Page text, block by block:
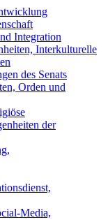
Integration
Interkulturelle
des Senats
Orden und
der
Media,